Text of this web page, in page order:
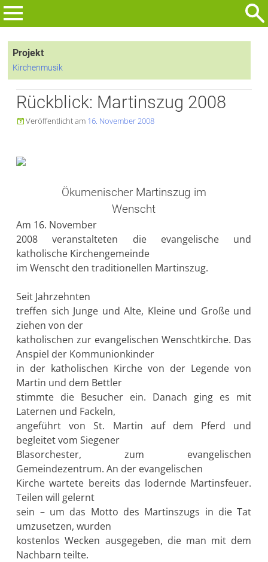
Zum
Inhalt
nach:Projekt
Kirchenmusik
Rückblick: Martinszug 2008
Veröffentlicht am 16. November 2008
Ökumenischer Martinszug im
Wenscht
Am 16. November
2008 veranstalteten die evangelische und
katholische Kirchengemeinde
im Wenscht den traditionellen Martinszug.
Seit Jahrzehnten
treffen sich Junge und Alte, Kleine und Große und
ziehen von der
katholischen zur evangelischen Wenschtkirche. Das
Anspiel der Kommunionkinder
in der katholischen Kirche von der Legende von
Martin und dem Bettler
stimmte die Besucher ein. Danach ging es mit
Laternen und Fackeln,
angeführt von St. Martin auf dem Pferd und
begleitet vom Siegener
Blasorchester, zum evangelischen
Gemeindezentrum. An der evangelischen
Kirche wartete bereits das lodernde Martinsfeuer.
Teilen will gelernt
sein – um das Motto des Martinszugs in die Tat
umzusetzen, wurden
kostenlos Wecken ausgegeben, die man mit dem
Nachbarn teilte.